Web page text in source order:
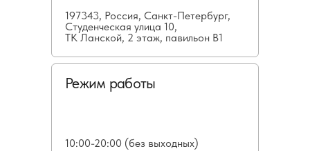
197343, Россия, Санкт-Петербург,
Студенческая улица 10,
ТК Ланской, 2 этаж, павильон В1
Режим работы
10:00-20:00 (без выходных)